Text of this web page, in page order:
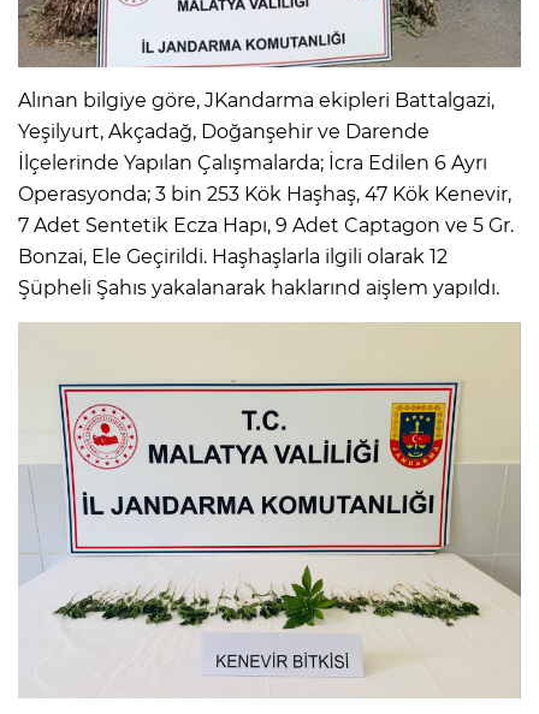
Alınan bilgiye göre, JKandarma ekipleri Battalgazi,
Yeşilyurt, Akçadağ, Doğanşehir ve Darende
İlçelerinde Yapılan Çalışmalarda; İcra Edilen 6 Ayrı
Operasyonda; 3 bin 253 Kök Haşhaş, 47 Kök Kenevir,
7 Adet Sentetik Ecza Hapı, 9 Adet Captagon ve 5 Gr.
Bonzai, Ele Geçirildi. Haşhaşlarla ilgili olarak 12
Şüpheli Şahıs yakalanarak haklarınd aişlem yapıldı.